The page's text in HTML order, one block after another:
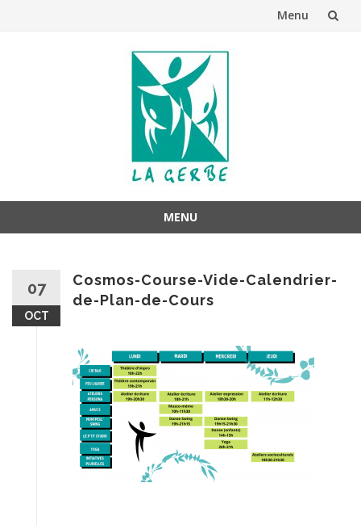
Menu
MENU
contenu
07
OCT
Cosmos-Course-Vide-Calendrier-
de-Plan-de-Cours